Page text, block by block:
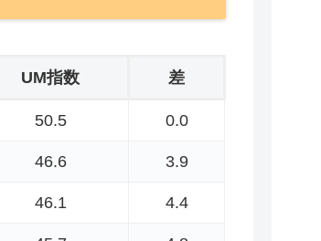
UM指数 差
50.5 0.0
46.6 3.9
46.1 4.4